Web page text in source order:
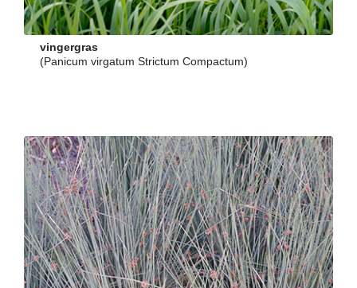
vingergras
(Panicum virgatum Strictum Compactum)